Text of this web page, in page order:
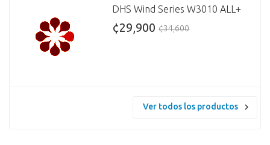
DHS Wind Series W3010 ALL+
¢29,900 ¢34,600
Ver todos los productos